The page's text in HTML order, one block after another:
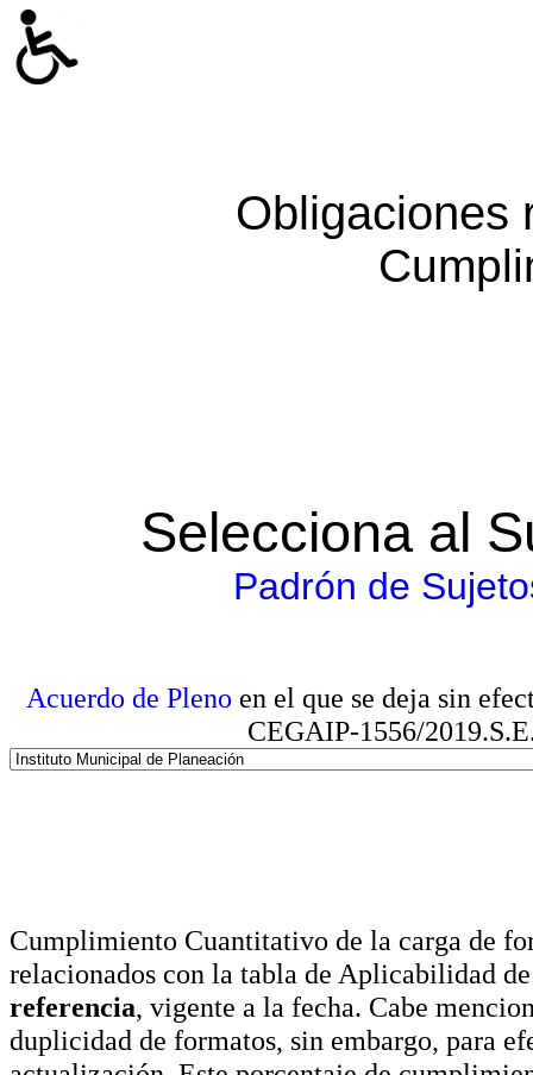
Obligaciones
Selecciona al
Padrón de
Acuerdo de Pleno en el que se deja sin
CEGAIP-1556/
Cumplimiento Cuantitativo de la carga de
relacionados con la tabla de Aplicabilidad
referencia, vigente a la fecha. Cabe
duplicidad de formatos, sin embargo, para